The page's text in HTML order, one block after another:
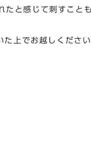
たと感じて刺すこと
上でお越しください